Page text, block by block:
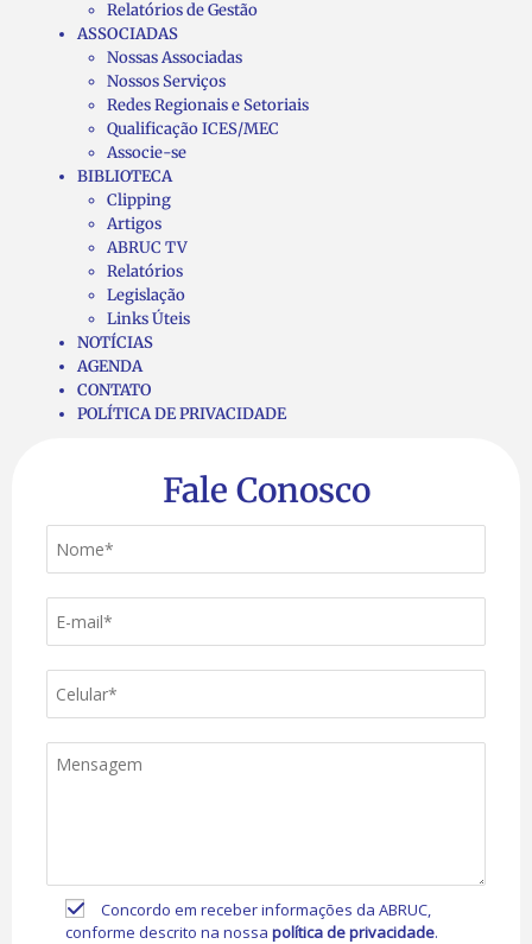
Relatórios de Gestão
ASSOCIADAS
Nossas Associadas
Nossos Serviços
Redes Regionais e Setoriais
Qualificação ICES/MEC
Associe-se
BIBLIOTECA
Clipping
Artigos
ABRUC TV
Relatórios
Legislação
Links Úteis
NOTÍCIAS
AGENDA
CONTATO
POLÍTICA DE PRIVACIDADE
Fale Conosco
Concordo em receber informações da ABRUC,
conforme descrito na nossapolítica de privacidade.